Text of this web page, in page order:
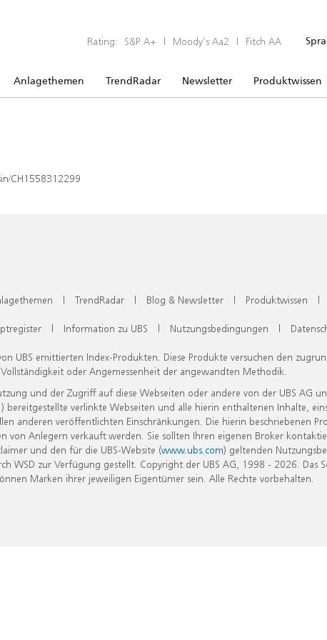
Rating: S&P A+ | Moody’s Aa2 | Fitch AA
Anlagethemen TrendRadar Newsletter Produktwissen
CH1558312299
| TrendRadar | Blog & Newsletter | Produktwissen |
| Information zu UBS | Nutzungsbedingungen |
UBS emittierten Index-Produkten. Diese Produkte versuchen den
oder Angemessenheit der angewandten Methodik.
und der Zugriff auf diese Webseiten oder andere von der UBS AG
verlinkte Webseiten und alle hierin enthaltenen Inhalte,
anderen veröffentlichten Einschränkungen. Die hierin beschriebenen
Anlegern verkauft werden. Sie sollten Ihren eigenen Broker
und den für die UBS-Website (www.ubs.com) geltenden
zur Verfügung gestellt. Copyright der UBS AG, 1998 - 2026. Das
Marken ihrer jeweiligen Eigentümer sein. Alle Rechte vorbehalten.